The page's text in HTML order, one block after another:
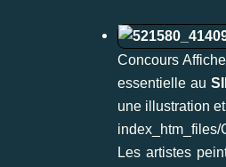
Concours
essentielle au
une illustration
index_htm_files/
Les artistes